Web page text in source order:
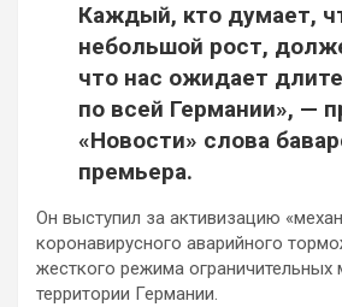
Каждый, кто думает,
небольшой рост,
что нас ожидает
по всей Германии», —
«Новости» слова
премьера.
Он выступил за активизацию
коронавирусного аварийного
жесткого режима ограничительных
территории Германии.